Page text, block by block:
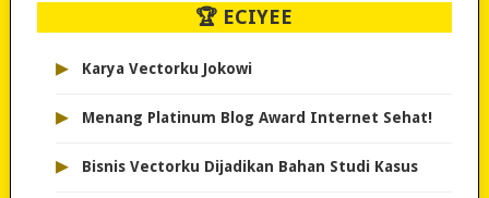
🏆 ECIYEE
▸ Karya Vectorku Jokowi
▸ Menang Platinum Blog Award Internet Sehat!
▸ Bisnis Vectorku Dijadikan Bahan Studi Kasus